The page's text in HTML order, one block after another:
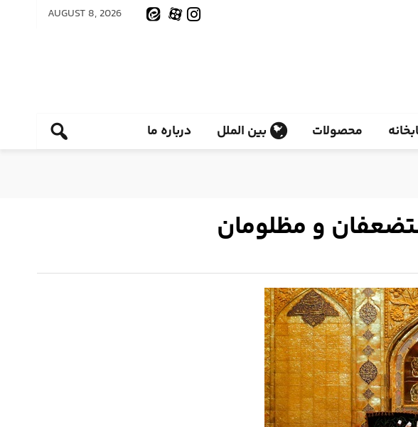
AUGUST 8, 2026
محصولات بین الملل درباره ما
و مظلومان